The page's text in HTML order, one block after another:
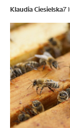
Klaudia Ciesielska7